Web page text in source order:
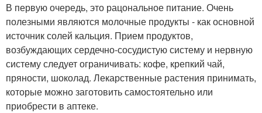
В первую очередь, это рацональное питание. Очень
полезными являются молочные продукты - как основной
источник солей кальция. Прием продуктов,
возбуждающих сердечно-сосудистую систему и нервную
систему следует ограничивать: кофе, крепкий чай,
пряности, шоколад. Лекарственные растения принимать,
которые можно заготовить самостоятельно или
приобрести в аптеке.